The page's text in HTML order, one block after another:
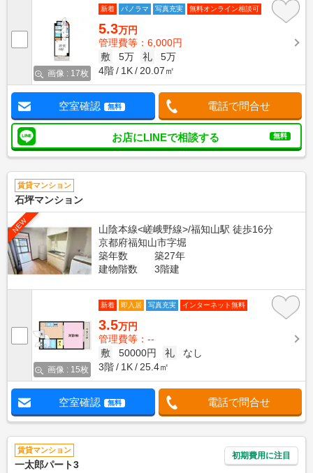
画像 : 17枚
新着 パノラマ 写真充実 無料オンライン相談可
5.3万円
管理費等：6,000円
敷
5万 礼
5万
4階
1K 20.07㎡
空室確認 無料 電話で問合せ
お店にLINEで相談する 無料
賃貸マンション
石坪マンション
NEW
山陰本線<嵯峨野線>/福知山駅 徒歩16分
京都府福知山市字堀
築年数
築27年
建物階数
3階建
画像 : 15枚
新着 即入居 写真充実 インターネット無料
3.5万円
管理費等：--
敷
50000円 礼
なし
3階
1K 25.4㎡
空室確認 無料 電話で問合せ
賃貸マンション
一太郎パート3
初期費用に注目